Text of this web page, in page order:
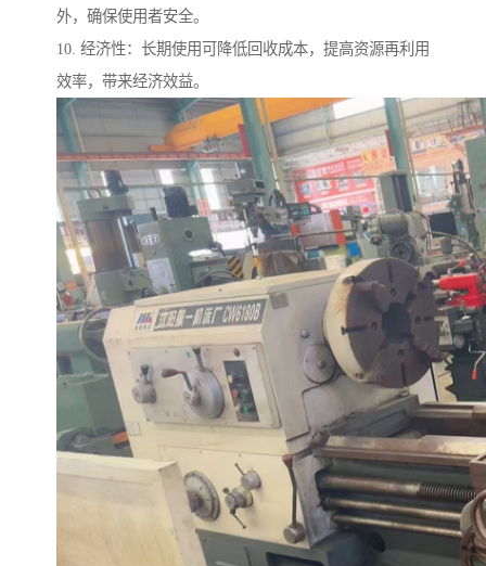
外，确保使用者安全。
10. 经济性：长期使用可降低回收成本，提高资源再利用
效率，带来经济效益。